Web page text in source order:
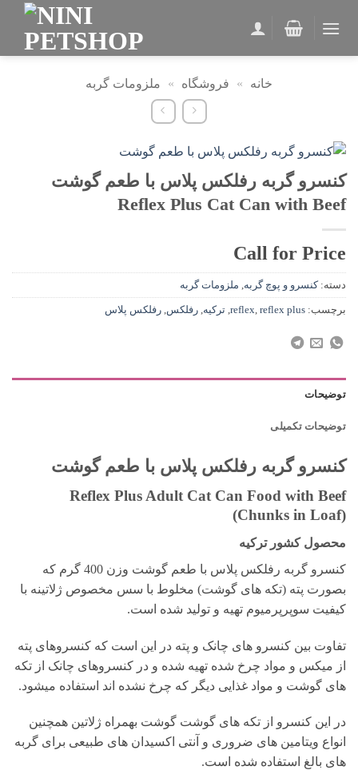
خانه » فروشگاه » ملزومات گربه
کنسرو گربه رفلکس پلاس با طعم گوشت
Reflex Plus Cat Can with Beef
Call for Price
دسته:کنسرو و پوچ گربه, ملزومات گربه
برچسب: reflex, reflex plus
, ترکیه, رفلکس, رفلکس پلاس
توضیحات
توضیحات تکمیلی
کنسرو گربه رفلکس پلاس با طعم گوشت
Reflex Plus Adult Cat Can Food with Beef
(Chunks in Loaf)
محصول کشور ترکیه
کنسرو گربه رفلکس پلاس با طعم گوشت وزن 400 گرم که
بصورت پته (تکه های گوشت) مخلوط با سس مخصوص ژلاتینه با
کیفیت سوپرپرمیوم تهیه و تولید شده است.
تفاوت بین کنسرو های چانک و پته در این است که کنسروهای پته
از میکس و مواد چرخ شده تهیه شده و در کنسروهای چانک از تکه
های گوشت و مواد غذایی دیگر که چرخ نشده اند استفاده میشود.
در این کنسرو از تکه های گوشت گوشت بهمراه ژلاتین همچنین
انواع ویتامین های ضروری و آنتی اکسیدان های طبیعی برای گربه
های بالغ استفاده شده است.